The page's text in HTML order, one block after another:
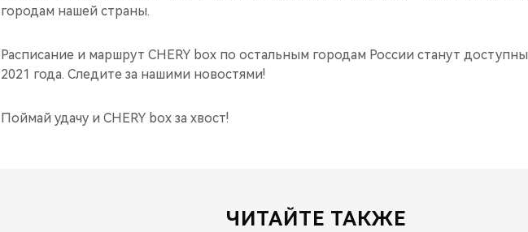
городам нашей страны.
Расписание и маршрут СHERY box по остальным городам России станут
2021 года. Следите за нашими новостями!
Поймай удачу и CHERY box за хвост!
ЧИТАЙТЕ ТАКЖЕ